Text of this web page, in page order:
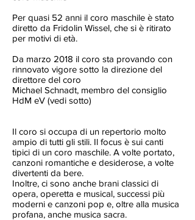
Per quasi 52 anni il coro maschile è stato
diretto da Fridolin Wissel, che si è ritirato
per motivi di età.
Da marzo 2018 il coro sta provando con
rinnovato vigore sotto la direzione del
direttore del coro
Michael Schnadt, membro del consiglio
HdM eV (vedi sotto)
Il coro si occupa di un repertorio molto
ampio di tutti gli stili. Il focus è sui canti
tipici di un coro maschile. A volte portato,
canzoni romantiche e desiderose, a volte
divertenti da bere.
Inoltre, ci sono anche brani classici di
opera, operetta e musical, successi più
moderni e canzoni pop e, oltre alla musica
profana, anche musica sacra.